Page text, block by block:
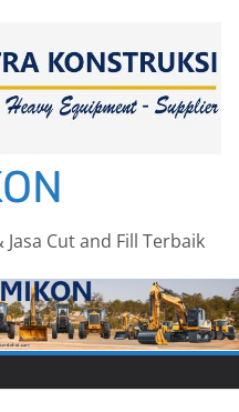
Cut and Fill Terbaik